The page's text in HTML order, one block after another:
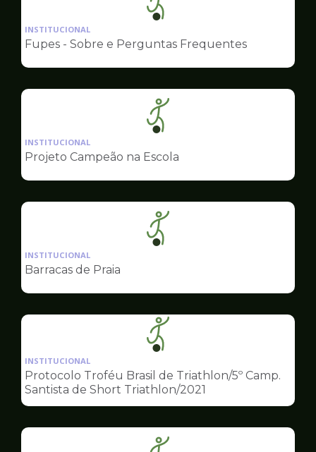
Ilustração
da
pagina
Esportes
INSTITUCIONAL
Fupes - Sobre e Perguntas Frequentes
Ilustração
da
pagina
Esportes
INSTITUCIONAL
Projeto Campeão na Escola
Ilustração
da
Esportes
INSTITUCIONAL
Barracas de Praia
Ilustração
da
pagina
de
Esportes
INSTITUCIONAL
Protocolo Troféu Brasil de Triathlon/5º Camp.
Santista de Short Triathlon/2021